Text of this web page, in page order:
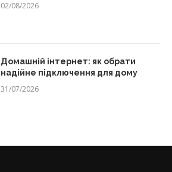
02/08/2026
Домашній інтернет: як обрати
надійне підключення для дому
31/07/2026